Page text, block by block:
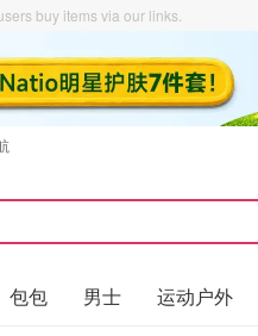
buy items via our links.
包包 男士 运动户外